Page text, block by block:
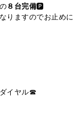
の８台完備🅿️
りますのでお止めに
イヤル☎